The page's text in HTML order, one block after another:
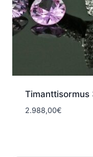
Timanttisormus
2.988,00€